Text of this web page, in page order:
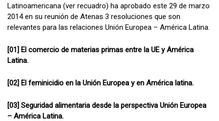
Latinoamericana (ver recuadro) ha aprobado este 29 de marzo
2014 en su reunión de Atenas 3 resoluciones que son
relevantes para las relaciones Unión Europea – América Latina.
[01] El comercio de materias primas entre la UE y América
Latina.
[02] El feminicidio en la Unión Europea y en América latina.
[03] Seguridad alimentaria desde la perspectiva Unión Europea
– América Latina.